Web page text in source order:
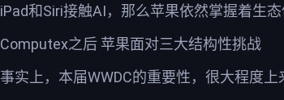
iPad和Siri接触AI，那么苹果依然掌握着生态
Computex之后 苹果面对三大结构性挑战
事实上，本届WWDC的重要性，很大程度